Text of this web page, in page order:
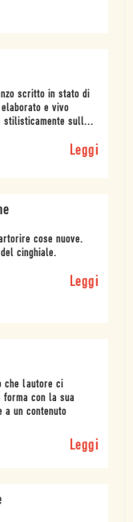
scritto in stato di
e vivo
stilisticamente sull...
Leggi
cose nuove.
del cinghiale.
Leggi
lautore ci
con la sua
a un contenuto
Leggi